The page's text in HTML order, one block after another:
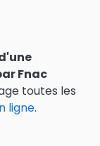
Fnac
toutes les
ligne.